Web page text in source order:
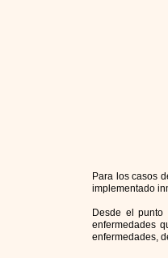
Para los casos
implementado
Desde el
enfermedades
enfermedades,